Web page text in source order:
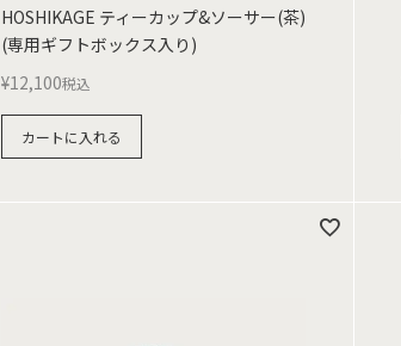
HOSHIKAGE ティーカップ&ソーサー(茶)
(専用ギフトボックス入り)
¥12,100税込
カートに入れる